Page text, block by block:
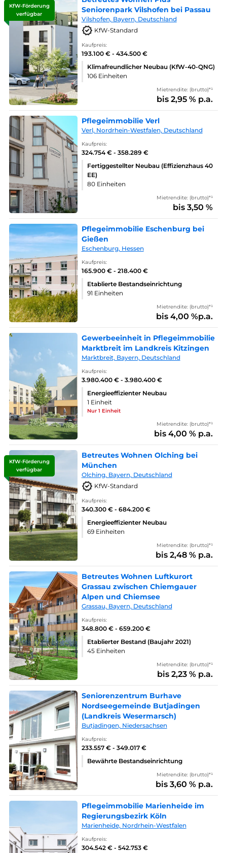
KfW-Förderung
verfügbar
Seniorenpark Vilshofen bei Passau
Vilshofen, Bayern, Deutschland
KfW-Standard
Kaufpreis:
193.100 € - 434.500 €
Klimafreundlicher Neubau (KfW-40-QNG)
106 Einheiten
Mietrendite: (brutto)*¹
bis 2,95 % p.a.
Pflegeimmobilie Verl
Verl, Nordrhein-Westfalen, Deutschland
Kaufpreis:
324.754 € - 358.289 €
Fertiggestellter Neubau (Effizienzhaus 40
EE)
80 Einheiten
Mietrendite: (brutto)*¹
bis 3,50 %
Pflegeimmobilie Eschenburg bei
Gießen
Eschenburg, Hessen
Kaufpreis:
165.900 € - 218.400 €
Etablierte Bestandseinrichtung
91 Einheiten
Mietrendite: (brutto)*¹
bis 4,00 %p.a.
Gewerbeeinheit in Pflegeimmobilie
Marktbreit im Landkreis Kitzingen
Marktbreit, Bayern, Deutschland
Kaufpreis:
3.980.400 € - 3.980.400 €
Energieeffizienter Neubau
1 Einheit
Nur 1 Einheit
Mietrendite: (brutto)*¹
bis 4,00 % p.a.
KfW-Förderung
verfügbar
Betreutes Wohnen Olching bei
München
Olching, Bayern, Deutschland
KfW-Standard
Kaufpreis:
340.300 € - 684.200 €
Energieeffizienter Neubau
69 Einheiten
Mietrendite: (brutto)*¹
bis 2,48 % p.a.
Betreutes Wohnen Luftkurort
Grassau zwischen Chiemgauer
Alpen und Chiemsee
Grassau, Bayern, Deutschland
Kaufpreis:
348.800 € - 659.200 €
Etablierter Bestand (Baujahr 2021)
45 Einheiten
Mietrendite: (brutto)*¹
bis 2,23 % p.a.
Seniorenzentrum Burhave
Nordseegemeinde Butjadingen
(Landkreis Wesermarsch)
Butjadingen, Niedersachsen
Kaufpreis:
233.557 € - 349.017 €
Bewährte Bestandseinrichtung
Mietrendite: (brutto)*¹
bis 3,60 % p.a.
Pflegeimmobilie Marienheide im
Regierungsbezirk Köln
Marienheide, Nordrhein-Westfalen
Kaufpreis:
304.542 € - 542.753 €